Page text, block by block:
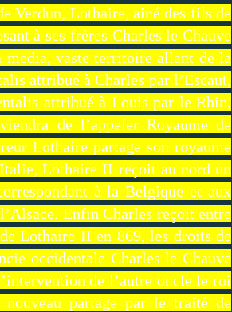
Verdun, Lothaire, ainé des fils de
à ses frères Charles le Chauve
media, vaste territoire allant de la
attribué à Charles par l’Escaut,
attribué à Louis par le Rhin,
de l’appeler Royaume de
Lothaire partage son royaume
Lothaire II reçoit au nord un
à la Belgique et aux
Enfin Charles reçoit entre
Lothaire II en 869, les droits de
occidentale Charles le Chauve
de l’autre oncle le roi
partage par le traité de